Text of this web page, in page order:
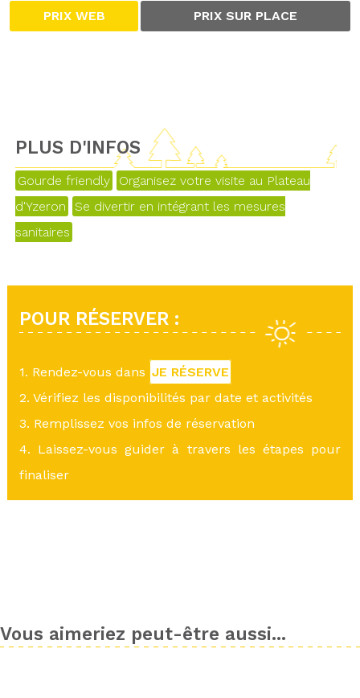
PRIX WEB PRIX SUR PLACE
PLUS D'INFOS
Gourde friendly
Organisez votre visite au Plateau
d'Yzeron
Se divertir en intégrant les mesures
sanitaires
POUR RÉSERVER :
1. Rendez-vous dans JE RÉSERVE
2. Vérifiez les disponibilités par date et activités
3. Remplissez vos infos de réservation
4. Laissez-vous guider à travers les étapes pour
finaliser
Vous aimeriez peut-être aussi...